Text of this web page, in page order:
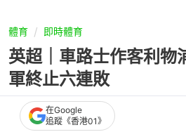
體育 即時體育
英超｜車路士作客利
軍終止六連敗
在Google
追蹤《香港01》